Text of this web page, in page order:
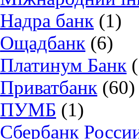
Надра банк (1)
Ощадбанк (6)
Платинум Банк
Приватбанк (60)
ПУМБ (1)
Сбербанк